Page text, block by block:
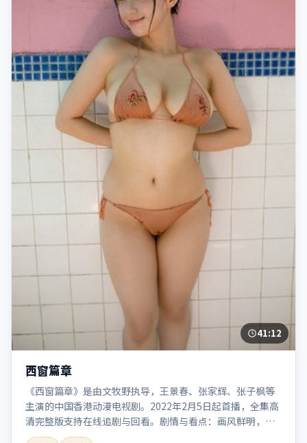
41:12
西窗篇章
《西窗篇章》是由文牧野执导，王景春、张家辉、张子枫等
主演的中国香港动漫电视剧。2022年2月5日起首播，全集高
清完整版支持在线追剧与回看。剧情与看点：画风鲜明，想
象力丰富，剧情适合青少年与动画爱好者。本片适合检索